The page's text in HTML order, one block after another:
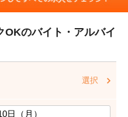
OKのバイト・アルバイ
選択